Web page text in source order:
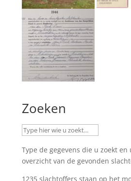
Zoeken
Type de gegevens die u zoekt en
overzicht van de gevonden
1235 slachtoffers staan op het